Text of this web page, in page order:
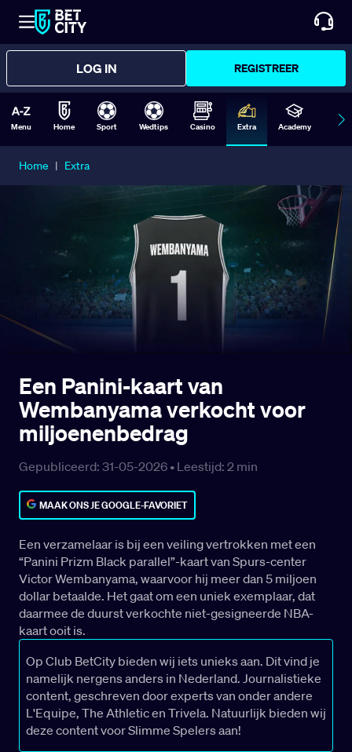
LOG IN REGISTREER
Menu Home Sport Wedtips Casino Extra Academy
Home | Extra
Een Panini-kaart van
Wembanyama verkocht voor
miljoenenbedrag
Gepubliceerd: 31-05-2026 • Leestijd: 2 min
MAAK ONS JE GOOGLE-FAVORIET
Een verzamelaar is bij een veiling vertrokken met een
“Panini Prizm Black parallel”-kaart van Spurs-center
Victor Wembanyama, waarvoor hij meer dan 5 miljoen
dollar betaalde. Het gaat om een uniek exemplaar, dat
daarmee de duurst verkochte niet-gesigneerde NBA-
kaart ooit is.
Op Club BetCity bieden wij iets unieks aan. Dit vind je
namelijk nergens anders in Nederland. Journalistieke
content, geschreven door experts van onder andere
L'Equipe, The Athletic en Trivela. Natuurlijk bieden wij
deze content voor Slimme Spelers aan!